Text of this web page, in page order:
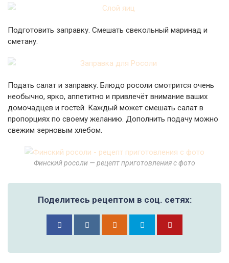
Подготовить заправку. Смешать свекольный маринад и
сметану.
Подать салат и заправку. Блюдо росоли смотрится очень
необычно, ярко, аппетитно и привлечёт внимание ваших
домочадцев и гостей. Каждый может смешать салат в
пропорциях по своему желанию. Дополнить подачу можно
свежим зерновым хлебом.
Финский росоли — рецепт приготовления с фото
Поделитесь рецептом в соц. сетях: